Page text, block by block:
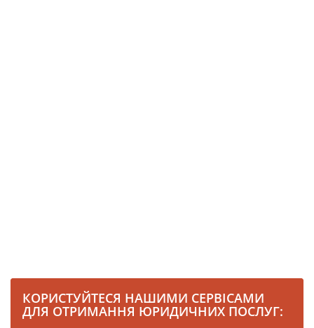
КОРИСТУЙТЕСЯ НАШИМИ СЕРВІСАМИ
ДЛЯ ОТРИМАННЯ ЮРИДИЧНИХ ПОСЛУГ: